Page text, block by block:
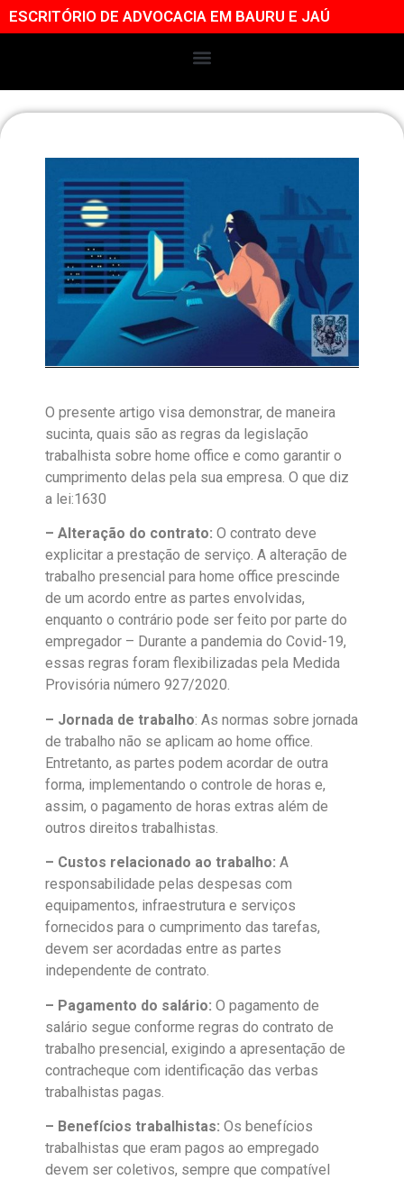
ESCRITÓRIO DE ADVOCACIA EM BAURU E JAÚ
O presente artigo visa demonstrar, de maneira
sucinta, quais são as regras da legislação
trabalhista sobre home office e como garantir o
cumprimento delas pela sua empresa. O que diz
a lei:1630
– Alteração do contrato: O contrato deve
explicitar a prestação de serviço. A alteração de
trabalho presencial para home office prescinde
de um acordo entre as partes envolvidas,
enquanto o contrário pode ser feito por parte do
empregador – Durante a pandemia do Covid-19,
essas regras foram flexibilizadas pela Medida
Provisória número 927/2020.
– Jornada de trabalho: As normas sobre jornada
de trabalho não se aplicam ao home office.
Entretanto, as partes podem acordar de outra
forma, implementando o controle de horas e,
assim, o pagamento de horas extras além de
outros direitos trabalhistas.
– Custos relacionado ao trabalho: A
responsabilidade pelas despesas com
equipamentos, infraestrutura e serviços
fornecidos para o cumprimento das tarefas,
devem ser acordadas entre as partes
independente de contrato.
– Pagamento do salário: O pagamento de
salário segue conforme regras do contrato de
trabalho presencial, exigindo a apresentação de
contracheque com identificação das verbas
trabalhistas pagas.
– Benefícios trabalhistas: Os benefícios
trabalhistas que eram pagos ao empregado
devem ser coletivos, sempre que compatível